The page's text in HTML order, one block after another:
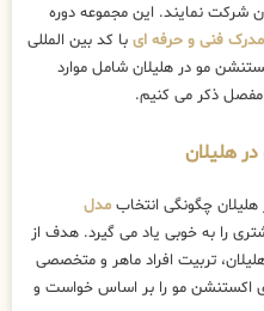
شرکت نمایند. این مجموعه دوره
مدرک فنی و حرفه ای با کد بین المللی
مو در هلیلان شامل موارد
مفصل ذکر می کنیم.
هلیلان
چگونگی انتخاب مدل
را به خوبی یاد می گیرد. هدف از
تربیت افراد ماهر و متخصصی
اکستنشن مو را بر اساس خواست و